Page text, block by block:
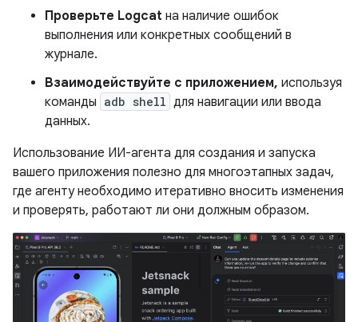
Проверьте Logcat на наличие ошибок
выполнения или конкретных сообщений в
журнале.
Взаимодействуйте с приложением, используя
команды adb shell для навигации или ввода
данных.
Использование ИИ-агента для создания и запуска
вашего приложения полезно для многоэтапных задач,
где агенту необходимо итеративно вносить изменения
и проверять, работают ли они должным образом.